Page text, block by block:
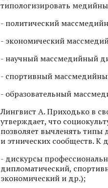
типологизировать
- политический
- экономический
- научный массмедийный
- спортивный
- образовательный
Лингвист А. Приходько в
утверждает, что
позволяет вычленять типы
и этнических сообществ. К
- дискурсы
дипломатический,
экономический и др.);